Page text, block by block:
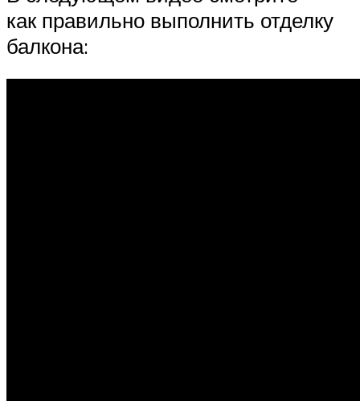
как правильно выполнить отделку
балкона: